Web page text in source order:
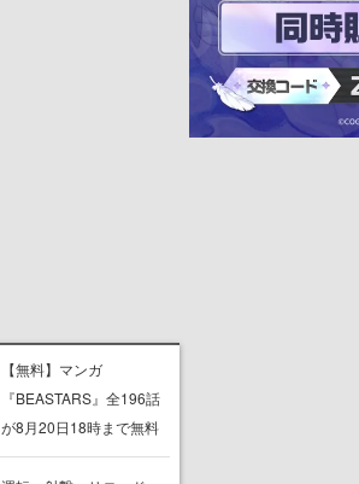
【無料】マンガ
『BEASTARS』全196話
が8月20日18時まで無料
キャンペーン開催中。肉